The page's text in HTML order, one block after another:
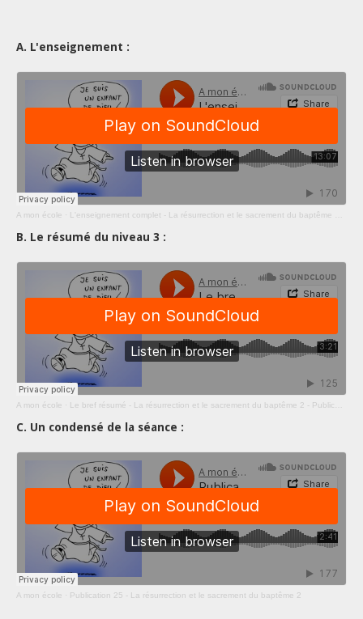
A. L'enseignement :
A mon école · L'enseignement complet - La résurrection et le sacrement du baptême 2 - Publication 25
B. Le résumé du niveau 3 :
A mon école · Le bref résumé - La résurrection et le sacrement du baptême 2 - Publication 25
C. Un condensé de la séance :
A mon école · Publication 25 - La résurrection et le sacrement du baptême 2